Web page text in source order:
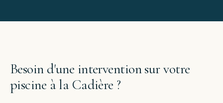
Besoin d'une intervention sur votre
piscine àla Cadière ?